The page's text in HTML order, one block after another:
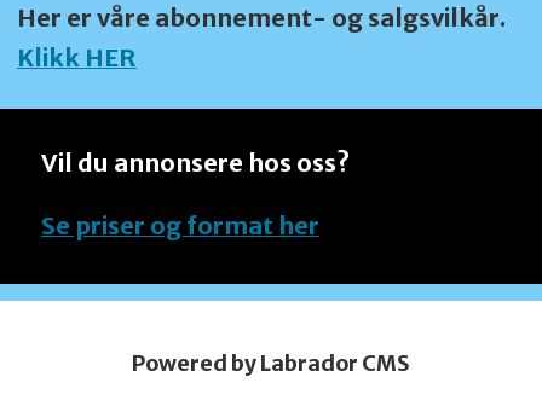
Her er våre abonnement- og salgsvilkår.
Klikk HER
Vil du annonsere hos oss?
Se priser og format her
Powered by Labrador CMS